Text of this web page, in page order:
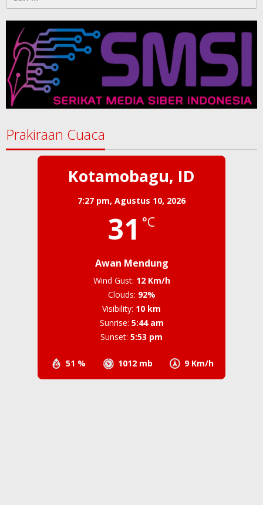
untuk:
Prakiraan Cuaca
Kotamobagu, ID
7:27 pm, Agustus 10, 2026
31 °C
Awan Mendung
51 % 1012 mb 9 Km/h
Wind Gust: 12 Km/h
Clouds: 92%
Visibility: 10 km
Sunrise: 5:44 am
Sunset: 5:53 pm